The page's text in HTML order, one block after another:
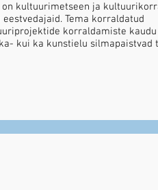
on kultuurimetseen ja
Tema korraldatud
korraldamiste kaudu
kui ka kunstielu silmapaistvad